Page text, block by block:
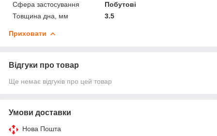
Сфера застосування
Побутові
Товщина дна, мм
3.5
Приховати
Відгуки про товар
Ще немає відгуків про цей товар
Умови доставки
Нова Пошта